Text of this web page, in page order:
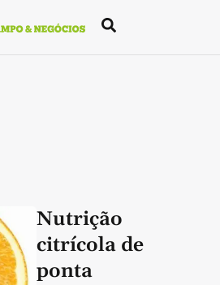
Nutrição
citrícola de
ponta